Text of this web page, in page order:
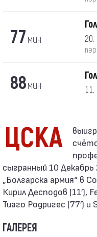
77 мин
Гол
88мин
Гол
ЦСКА
сыгранный 10
„Болгарска армия“ в
Кирил Десподов (11′),
Тиаго Родригес (77′) и
ГАЛЕРЕЯ